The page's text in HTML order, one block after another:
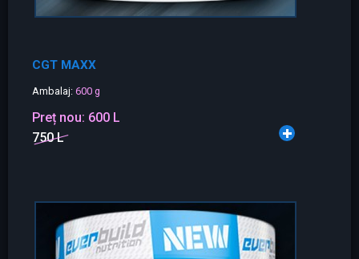
CGT MAXX
Ambalaj: 600 g
Preț nou: 600 L
750 L